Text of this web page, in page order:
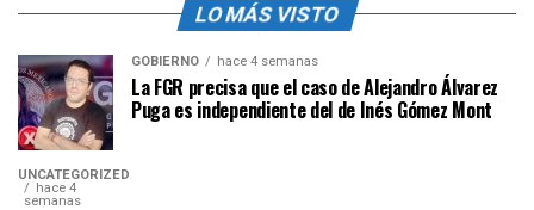
LO MÁS VISTO
GOBIERNO hace 4 semanas
La FGR precisa que el caso de Alejandro Álvarez
Puga es independiente del de Inés Gómez Mont
UNCATEGORIZED
hace 4
semanas